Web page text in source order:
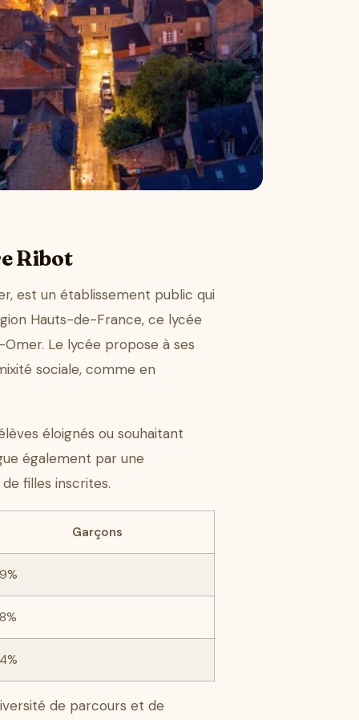
Ribot
est un établissement public qui
Hauts-de-France, ce lycée
Le lycée propose à ses
sociale, comme en
éloignés ou souhaitant
également par une
filles inscrites.
Garçons
de parcours et de